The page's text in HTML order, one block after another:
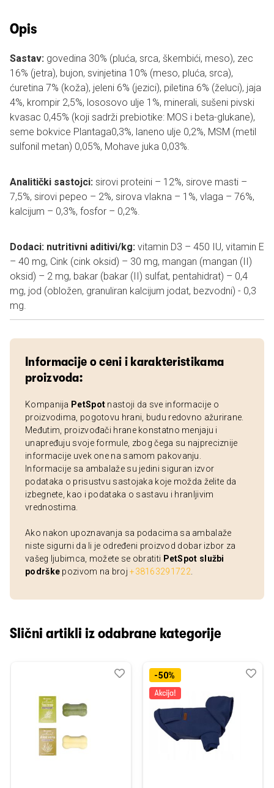
Opis
Sastav: govedina 30% (pluća, srca, škembići, meso), zec
16% (jetra), bujon, svinjetina 10% (meso, pluća, srca),
ćuretina 7% (koža), jeleni 6% (jezici), piletina 6% (želuci), jaja
4%, krompir 2,5%, lososovo ulje 1%, minerali, sušeni pivski
kvasac 0,45% (koji sadrži prebiotike: MOS i beta-glukane),
seme bokvice Plantaga0,3%, laneno ulje 0,2%, MSM (metil
sulfonil metan) 0,05%, Mohave juka 0,03%.
Analitički sastojci: sirovi proteini – 12%, sirove masti –
7,5%, sirovi pepeo – 2%, sirova vlakna – 1%, vlaga – 76%,
kalcijum – 0,3%, fosfor – 0,2%.
Dodaci: nutritivni aditivi/kg: vitamin D3 – 450 IU, vitamin E
– 40 mg, Cink (cink oksid) – 30 mg, mangan (mangan (II)
oksid) – 2 mg, bakar (bakar (II) sulfat, pentahidrat) – 0,4
mg, jod (obložen, granuliran kalcijum jodat, bezvodni) - 0,3
mg.
Informacije o ceni i karakteristikama
proizvoda:
Kompanija PetSpot nastoji da sve informacije o
proizvodima, pogotovu hrani, budu redovno ažurirane.
Međutim, proizvođači hrane konstatno menjaju i
unapređuju svoje formule, zbog čega su najpreciznije
informacije uvek one na samom pakovanju.
Informacije sa ambalaže su jedini siguran izvor
podataka o prisustvu sastojaka koje možda želite da
izbegnete, kao i podataka o sastavu i hranljivim
vrednostima.
Ako nakon upoznavanja sa podacima sa ambalaže
niste sigurni da li je određeni proizvod dobar izbor za
vašeg ljubimca, možete se obratiti PetSpot službi
podrške pozivom na broj+38163291722
Slični artikli iz odabrane kategorije
Dodaj
Uporedi-50%